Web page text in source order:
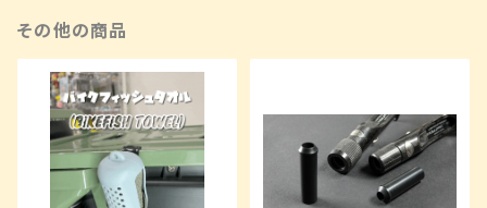
その他の商品